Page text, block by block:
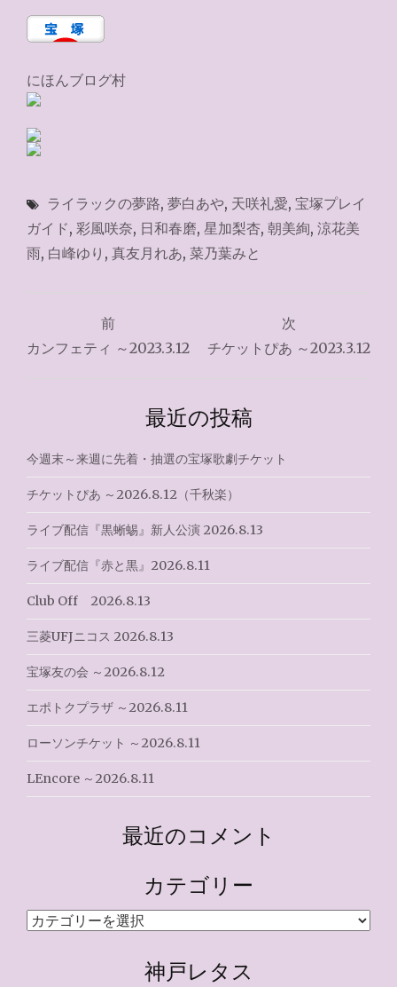
にほんブログ村
ライラックの夢路, 夢白あや, 天咲礼愛, 宝塚プレイ
ガイド, 彩風咲奈, 日和春磨, 星加梨杏, 朝美絢, 涼花美
雨, 白峰ゆり , 真友月れあ, 菜乃葉みと
稿
ゲ
ー
シ
ョ
ン
前
カンフェティ ～2023.3.12
次
チケットぴあ ～2023.3.12
最近の投稿
今週末～来週に先着・抽選の宝塚歌劇チケット
チケットぴあ ～2026.8.12（千秋楽）
ライブ配信『黒蜥蜴』新人公演 2026.8.13
ライブ配信『赤と黒』2026.8.11
Club Off 2026.8.13
三菱UFJニコス 2026.8.13
宝塚友の会 ～2026.8.12
エポトクプラザ ～2026.8.11
ローソンチケット ～2026.8.11
LEncore ～2026.8.11
最近のコメント
カテゴリー
カ
神戸レタス